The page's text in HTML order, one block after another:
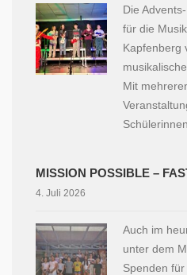
Die
für die
Kapfenberg
Mit
MISSION POSSIBLE –
4. Juli 2026
Auch im
unter dem
Spenden